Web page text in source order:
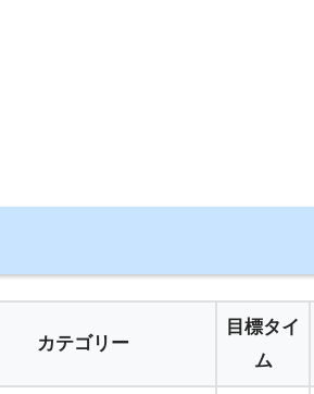
カテゴリー
目標タイ
ム